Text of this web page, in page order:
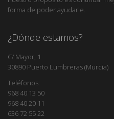
forma de poder ayudarle.
¿Dónde estamos?
C/ Mayor, 1
30890 Puerto Lumbreras (Murcia)
Teléfonos:
968 40 13 50
968 40 20 11
636 72 55 22